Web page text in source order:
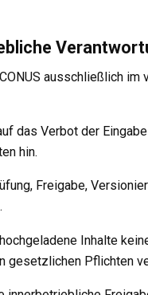
ausschließlich im
das Verbot der
hin.
Freigabe,
Inhalte
gesetzlichen Pflichten